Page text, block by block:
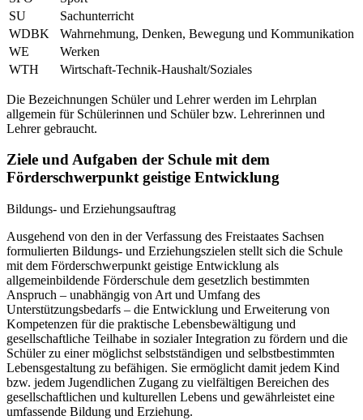
SU
Sachunterricht
WDBK
Wahrnehmung, Denken, Bewegung und Kommunikation
WE
Werken
WTH
Wirtschaft-Technik-Haushalt/Soziales
Die Bezeichnungen Schüler und Lehrer werden im Lehrplan
allgemein für Schülerinnen und Schüler bzw. Lehrerinnen und
Lehrer gebraucht.
Ziele und Aufgaben der Schule mit dem
Förderschwerpunkt geistige Entwicklung
Bildungs- und Erziehungsauftrag
Ausgehend von den in der Verfassung des Freistaates Sachsen
formulierten Bildungs- und Erziehungszielen stellt sich die Schule
mit dem Förderschwerpunkt geistige Entwicklung als
allgemeinbildende Förderschule dem gesetzlich bestimmten
Anspruch – unabhängig von Art und Umfang des
Unterstützungsbedarfs – die Entwicklung und Erweiterung von
Kompetenzen für die praktische Lebensbewältigung und
gesellschaftliche Teilhabe in sozialer Integration zu fördern und die
Schüler zu einer möglichst selbstständigen und selbstbestimmten
Lebensgestaltung zu befähigen. Sie ermöglicht damit jedem Kind
bzw. jedem Jugendlichen Zugang zu vielfältigen Bereichen des
gesellschaftlichen und kulturellen Lebens und gewährleistet eine
umfassende Bildung und Erziehung.